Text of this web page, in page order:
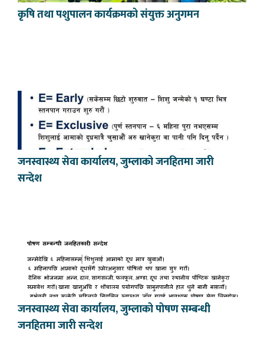
कृषि तथा पशुपालन कार्यक्रमको संयुक्त अनुगमन
जनस्वास्थ्य सेवा कार्यालय, जुम्लाको जनहितमा जारी
सन्देश
जनस्वास्थ्य सेवा कार्यालय, जुम्लाको पोषण सम्बन्धी
जनहितमा जारी सन्देश